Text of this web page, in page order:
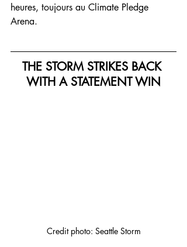
heures, toujours au Climate Pledge
Arena.
THE STORM STRIKES BACK
WITH A STATEMENT WIN
Credit photo: Seattle Storm